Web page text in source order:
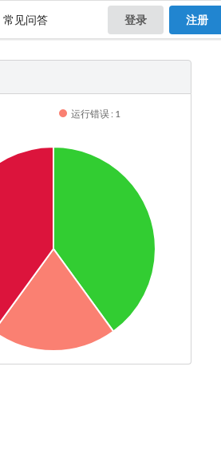
常见问答 登录 注册
运行错误 : 1